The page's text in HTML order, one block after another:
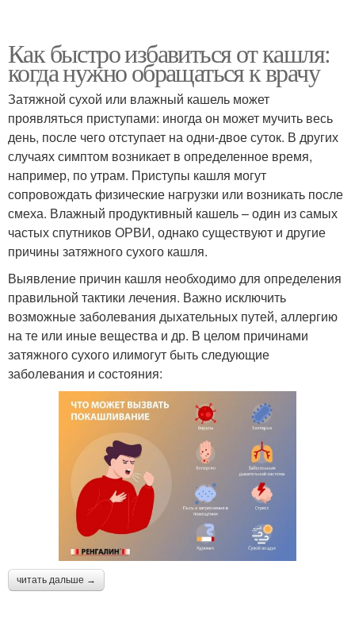
Как быстро избавиться от кашля:
когда нужно обращаться к врачу
Затяжной сухой или влажный кашель может
проявляться приступами: иногда он может мучить весь
день, после чего отступает на одни-двое суток. В других
случаях симптом возникает в определенное время,
например, по утрам. Приступы кашля могут
сопровождать физические нагрузки или возникать после
смеха. Влажный продуктивный кашель – один из самых
частых спутников ОРВИ, однако существуют и другие
причины затяжного сухого кашля.
Выявление причин кашля необходимо для определения
правильной тактики лечения. Важно исключить
возможные заболевания дыхательных путей, аллергию
на те или иные вещества и др. В целом причинами
затяжного сухого илимогут быть следующие
заболевания и состояния:
читать дальше →